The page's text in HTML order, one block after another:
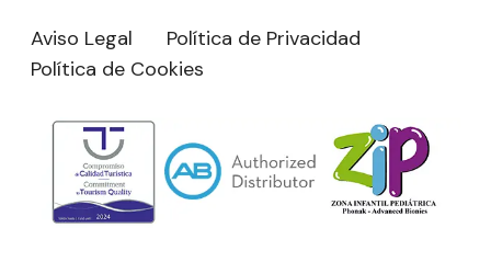
Aviso Legal
Política de Privacidad
Política de Cookies